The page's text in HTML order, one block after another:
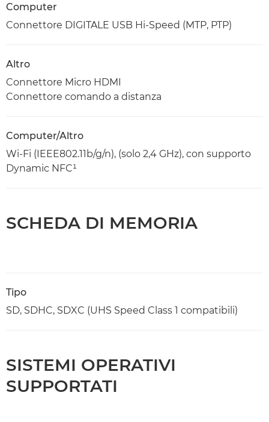
Computer
Connettore DIGITALE USB Hi-Speed (MTP, PTP)
Altro
Connettore Micro HDMI
Connettore comando a distanza
Computer/Altro
Wi-Fi (IEEE802.11b/g/n), (solo 2,4 GHz), con supporto
Dynamic NFC¹
SCHEDA DI MEMORIA
Tipo
SD, SDHC, SDXC (UHS Speed Class 1 compatibili)
SISTEMI OPERATIVI
SUPPORTATI